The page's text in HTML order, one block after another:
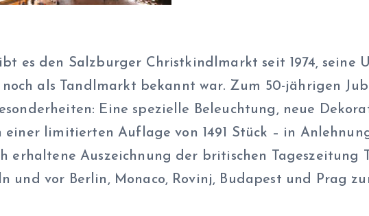
es den Salzburger Christkindlmarkt seit 1974,
noch als Tandlmarkt bekannt war. Zum 50-jährigen
Eine spezielle Beleuchtung, neue
einer limitierten Auflage von 1491 Stück – in
erhaltene Auszeichnung der britischen Tageszeitung
und vor Berlin, Monaco, Rovinj, Budapest und Prag